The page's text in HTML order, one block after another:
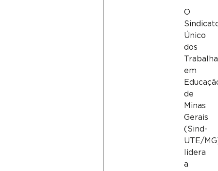
O
Único
dos
em
de
Minas
Gerais
(Sind-
UTE/
lidera
a